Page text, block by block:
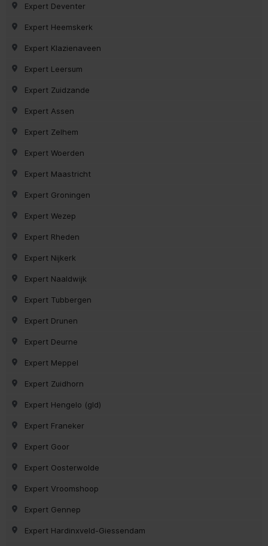
Expert Deventer
Expert Heemskerk
Expert Klazienaveen
Expert Leersum
Expert Zuidzande
Expert Assen
Expert Zelhem
Expert Woerden
Expert Maastricht
Expert Groningen
Expert Wezep
Expert Rheden
Expert Nijkerk
Expert Naaldwijk
Expert Tubbergen
Expert Drunen
Expert Deurne
Expert Meppel
Expert Zuidhorn
Expert Hengelo (gld)
Expert Franeker
Expert Goor
Expert Oosterwolde
Expert Vroomshoop
Expert Gennep
Expert Hardinxveld-Giessendam